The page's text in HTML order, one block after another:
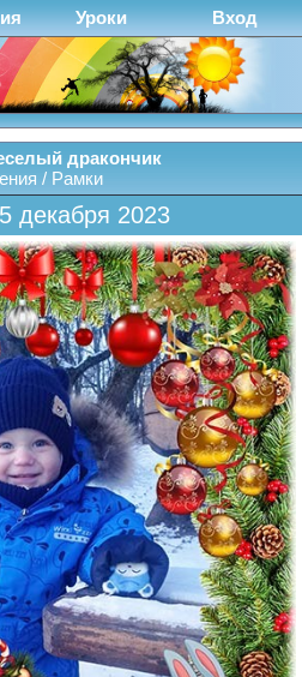
Уроки Вход
дракончик
/ Рамки
декабря 2023